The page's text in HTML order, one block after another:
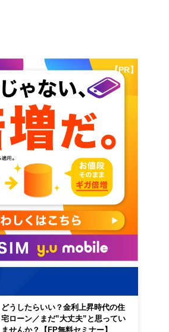
【PR】
どうしたらいい？金利上昇時代の住
宅ローン／まだ”大丈夫”と思ってい
ませんか？【FP無料セミナー】